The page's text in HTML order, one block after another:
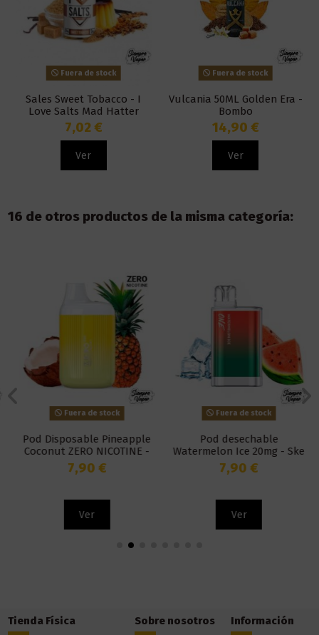
Fuera de stock
Sales Sweet Tobacco - I
Love Salts Mad Hatter
7,02 €
Ver
Fuera de stock
Vulcania 50ML Golden Era -
Bombo
14,90 €
Ver
16 de otros productos de la misma categoría:
Fuera de stock
Pod Disposable Pineapple
Coconut ZERO NICOTINE -
Micro Pod
7,90 €
Ver
Fuera de stock
Pod desechable
Watermelon Ice 20mg - Ske
Disposable Amare Crystal
One
7,90 €
Ver
Tienda Física Sobre nosotros Información